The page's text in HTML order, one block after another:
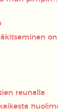
on
reunalla